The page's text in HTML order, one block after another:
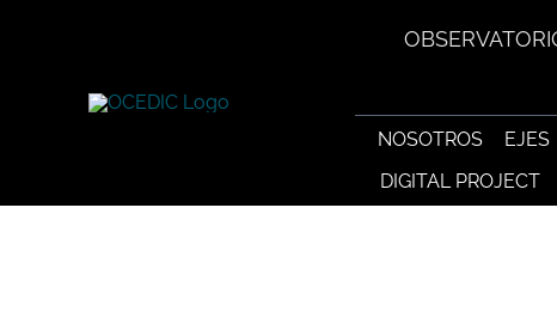
NOSOTROS EJES
DIGITAL PROJECT